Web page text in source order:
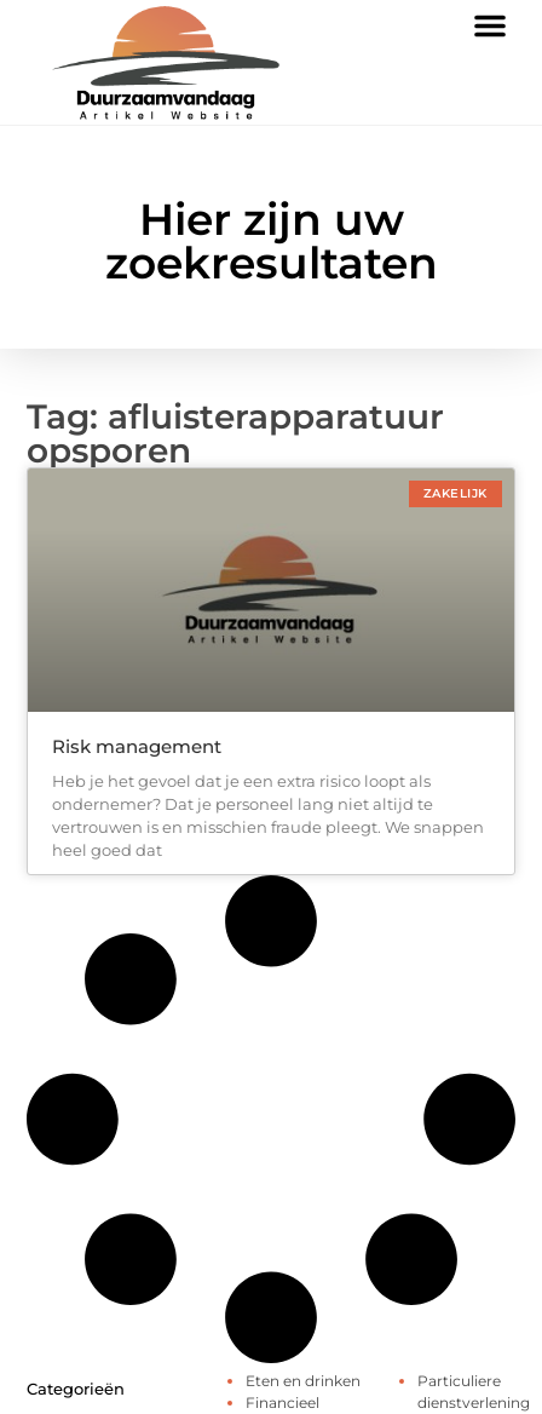
Hier zijn uw
zoekresultaten
Tag: afluisterapparatuur
opsporen
ZAKELIJK
Risk management
Heb je het gevoel dat je een extra risico loopt als
ondernemer? Dat je personeel lang niet altijd te
vertrouwen is en misschien fraude pleegt. We snappen
heel goed dat
Categorieën
Eten en drinken
Financieel
Particuliere
dienstverlening